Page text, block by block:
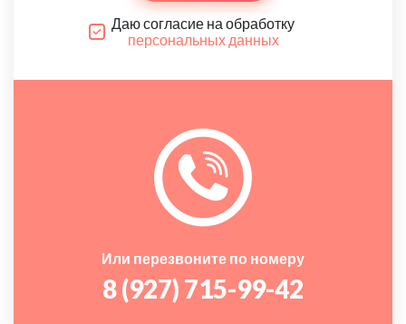
Даю согласие на обработку
персональных данных
Или перезвоните по номеру
8 (927) 715-99-42